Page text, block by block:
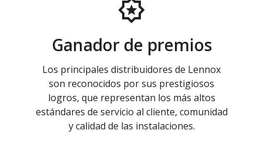
Ganador de premios
Los principales distribuidores de Lennox
son reconocidos por sus prestigiosos
logros, que representan los más altos
estándares de servicio al cliente, comunidad
y calidad de las instalaciones.